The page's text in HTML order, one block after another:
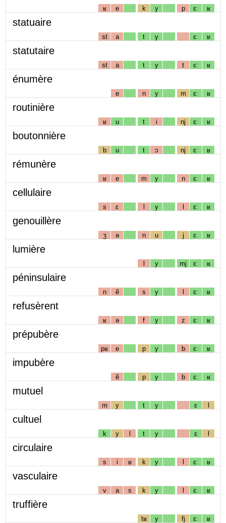
ʁ e k y p ɛː ʁ
statuaire
st a t y ɛː ʁ
statutaire
st a t y t ɛː ʁ
énumère
e n y m ɛː ʁ
routinière
ʁ u t i nj ɛː ʁ
boutonnière
b u t ɔ nj ɛː ʁ
rémunère
ʁ e m y n ɛː ʁ
cellulaire
s ɛ l y l ɛː ʁ
genouillère
ʒ ə n u j ɛː ʁ
lumière
l y mj ɛː ʁ
péninsulaire
n ẽ s y l ɛː ʁ
refusèrent
ʁ ə f y z ɛː ʁ
prépubère
pʁ e p y b ɛː ʁ
impubère
ẽ p y b ɛː ʁ
mutuel
m y t y ɛ l
cultuel
k y l t y ɛ l
circulaire
s i ʁ k y l ɛː ʁ
vasculaire
v a s k y l ɛː ʁ
truffière
tʁ y fj ɛː ʁ